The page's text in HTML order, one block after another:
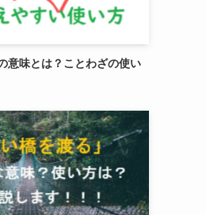
意味とは？ことわざの使い